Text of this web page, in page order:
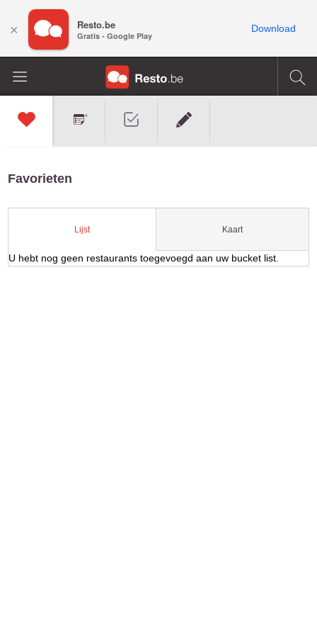
Favorieten
Lijst Kaart
U hebt nog geen restaurants toegevoegd aan uw bucket list.
× Resto.be
Gratis - Google Play
Download